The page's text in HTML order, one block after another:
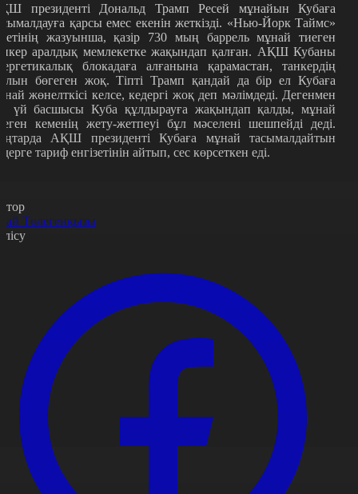
президенті Дональд Трамп Ресей мұнайын Кубаға
қарсы емес екенін жеткізді. «Нью-Йорк Таймс»
жазуынша, қазір 730 мың баррель мұнай тиеген
аралдық мемлекетке жақындап қалған. АҚШ Кубаны
блокадаға алғанына қарамастан, танкердің
бөгеген жоқ. Тіпті Трамп қандай да бір ел Кубаға
жөнелткісі келсе, кедергі жоқ деп мәлімдеді. Дегенмен
үй басшысы Куба құлдырауға жақындап қалды, мұнай
кеменің жету-жетпеуі бұл мәселені шешпейді деді.
АҚШ президенті Кубаға мұнай тасымалдайтын
тариф енгізетінін айтып, сес көрсеткен еді.
Төлегенқызы